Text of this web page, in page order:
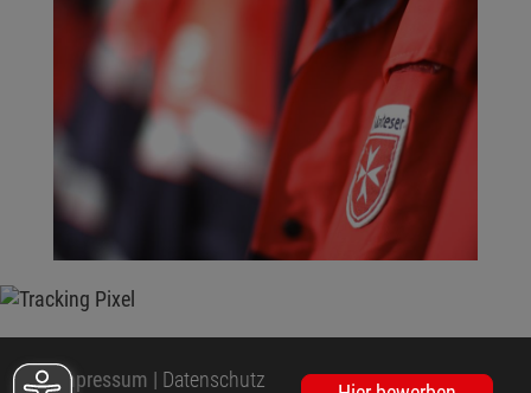
Impressum | Datenschutz